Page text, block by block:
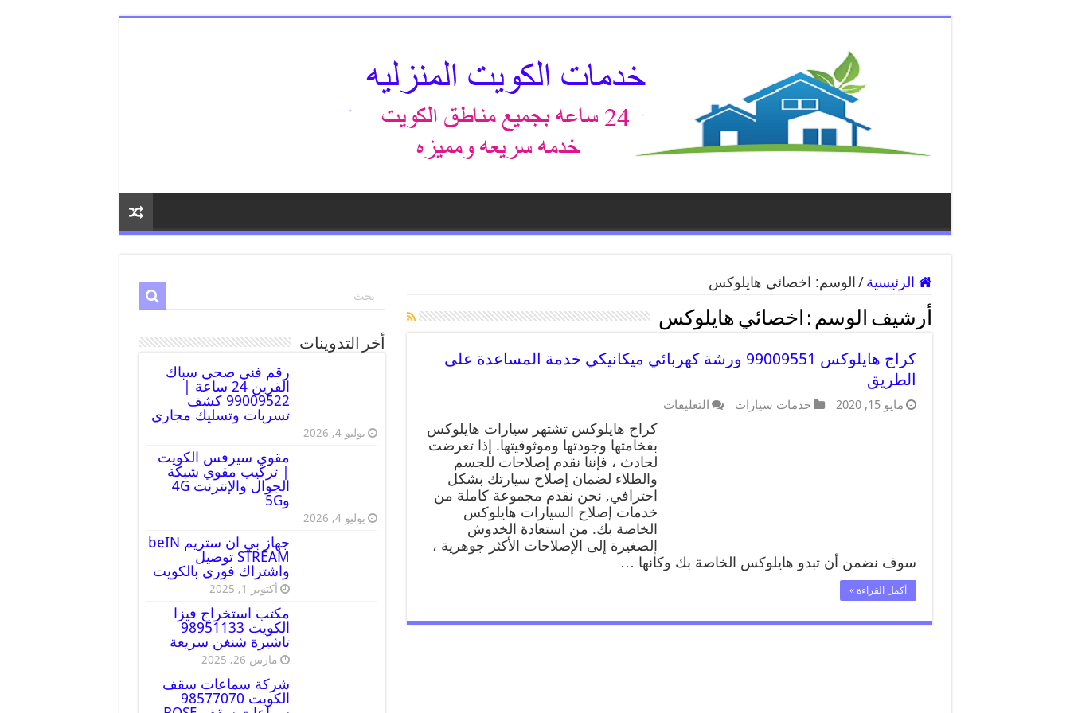
الرئيسية / الوسم: اخصائي هايلوكس
أرشيف الوسم : اخصائي هايلوكس
كراج هايلوكس 99009551 ورشة كهربائي ميكانيكي خدمة المساعدة على
الطريق
مايو 15, 2020 خدمات سيارات التعليقات
كراج هايلوكس تشتهر سيارات هايلوكس
بفخامتها وجودتها وموثوقيتها. إذا تعرضت
لحادث ، فإننا نقدم إصلاحات للجسم
والطلاء لضمان إصلاح سيارتك بشكل
احترافي, نحن نقدم مجموعة كاملة من
خدمات إصلاح السيارات هايلوكس
الخاصة بك. من استعادة الخدوش
الصغيرة إلى الإصلاحات الأكثر جوهرية ،
سوف نضمن أن تبدو هايلوكس الخاصة بك وكأنها …
أكمل القراءة »
أخر التدوينات
رقم فني صحي سباك
القرين 24 ساعة |
99009522 كشف
تسربات وتسليك مجاري
يوليو 4, 2026
مقوي سيرفس الكويت
| تركيب مقوي شبكة
الجوال والإنترنت 4G
و5G
يوليو 4, 2026
جهاز بي ان ستريم beIN
STREAM توصيل
واشتراك فوري بالكويت
أكتوبر 1, 2025
مكتب استخراج فيزا
الكويت 98951133
تاشيرة شنغن سريعة
مارس 26, 2025
شركة سماعات سقف
الكويت 98577070